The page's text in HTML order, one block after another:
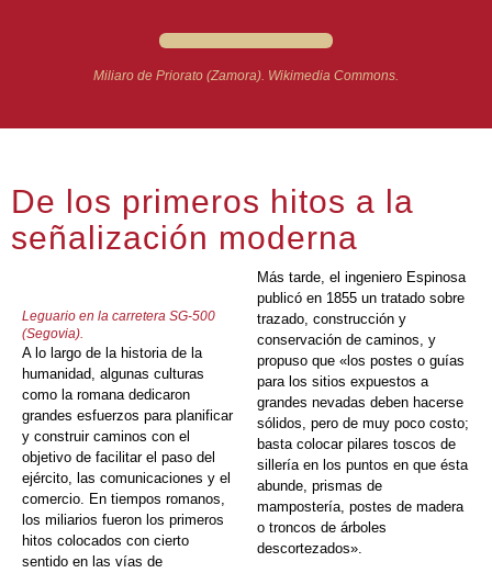
Miliaro de Priorato (Zamora). Wikimedia Commons.
De los primeros hitos a la
señalización moderna
Leguario en la carretera SG-500
(Segovia).
A lo largo de la historia de la
humanidad, algunas culturas
como la romana dedicaron
grandes esfuerzos para planificar
y construir caminos con el
objetivo de facilitar el paso del
ejército, las comunicaciones y el
comercio. En tiempos romanos,
los miliarios fueron los primeros
hitos colocados con cierto
sentido en las vías de
Más tarde, el ingeniero Espinosa
publicó en 1855 un tratado sobre
trazado, construcción y
conservación de caminos, y
propuso que «los postes o guías
para los sitios expuestos a
grandes nevadas deben hacerse
sólidos, pero de muy poco costo;
basta colocar pilares toscos de
sillería en los puntos en que ésta
abunde, prismas de
mampostería, postes de madera
o troncos de árboles
descortezados».